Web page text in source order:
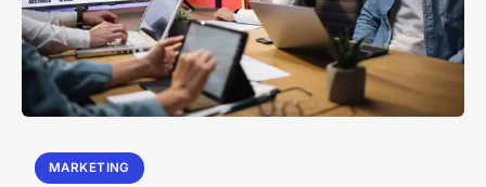
MARKETING